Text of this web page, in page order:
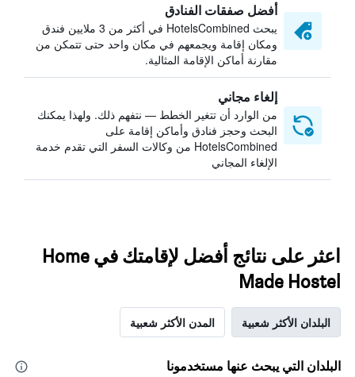
أفضل صفقات الفنادق
يبحث HotelsCombined في أكثر من 3 ملايين فندق
ومكان إقامة ويجمعهم في مكان واحد حتى تتمكن من
مقارنة أماكن الإقامة المثالية.
إلغاء مجاني
من الوارد أن تتغير الخطط — نتفهم ذلك. ولهذا يمكنك
البحث وحجز فنادق وأماكن إقامة على
HotelsCombined من وكالات السفر التي تقدم خدمة
الإلغاء المجاني
اعثر على نتائج أفضل لإقامتك في Home
Made Hostel
البلدان الأكثر شعبية المدن الأكثر شعبية
البلدان التي يبحث عنها مستخدمونا